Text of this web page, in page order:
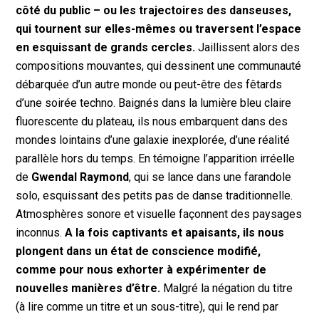
côté du public – ou les trajectoires des danseuses,
qui tournent sur elles-mêmes ou traversent l’espace
en esquissant de grands cercles. Jaillissent alors des
compositions mouvantes, qui dessinent une communauté
débarquée d’un autre monde ou peut-être des fêtards
d’une soirée techno. Baignés dans la lumière bleu claire
fluorescente du plateau, ils nous embarquent dans des
mondes lointains d’une galaxie inexplorée, d’une réalité
parallèle hors du temps. En témoigne l’apparition irréelle
de Gwendal Raymond, qui se lance dans une farandole
solo, esquissant des petits pas de danse traditionnelle.
Atmosphères sonore et visuelle façonnent des paysages
inconnus.A la fois captivants et apaisants, ils nous
plongent dans un état de conscience modifié,
comme pour nous exhorter à expérimenter de
nouvelles manières d’être. Malgré la négation du titre
(à lire comme un titre et un sous-titre), qui le rend par